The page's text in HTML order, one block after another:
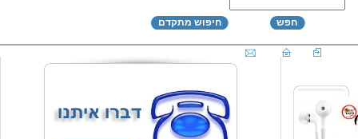
חפש חיפוש מתקדם